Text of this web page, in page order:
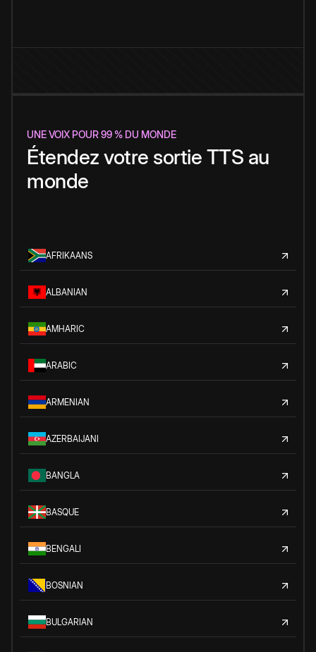
UNE VOIX POUR 99 % DU MONDE
Étendez votre sortie TTS au
monde
AFRIKAANS
ALBANIAN
AMHARIC
ARABIC
ARMENIAN
AZERBAIJANI
BANGLA
BASQUE
BENGALI
BOSNIAN
BULGARIAN